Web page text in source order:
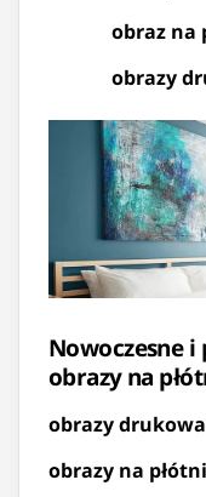
obraz na
obrazy
Nowoczesne
obrazy na
obrazy
obrazy na